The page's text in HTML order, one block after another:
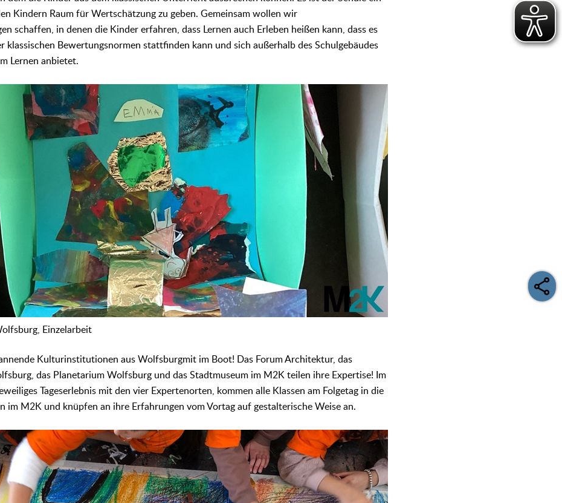
Kindern Raum für Wertschätzung zu geben. Gemeinsam wollen wir
schaffen, in denen die Kinder erfahren, dass Lernen auch Erleben heißen kann, dass es
klassischen Bewertungsnormen stattfinden kann und sich außerhalb des Schulgebäudes
Lernen anbietet.
Einzelarbeit
Kulturinstitutionen aus Wolfsburgmit im Boot! Das Forum Architektur, das
das Planetarium Wolfsburg und das Stadtmuseum im M2K teilen ihre Expertise! Im
Tageserlebnis mit den vier Expertenorten, kommen alle Klassen am Folgetag in die
im M2K und knüpfen an ihre Erfahrungen vom Vortag auf gestalterische Weise an.